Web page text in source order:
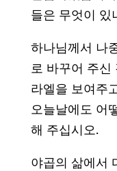
들은 무엇이 있
하나님께서 나
로 바꾸어 주신
라엘을 보여주
오늘날에도 어
해 주십시오.
야곱의 삶에서